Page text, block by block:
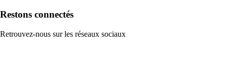
Restons connectés
Retrouvez-nous sur les réseaux sociaux